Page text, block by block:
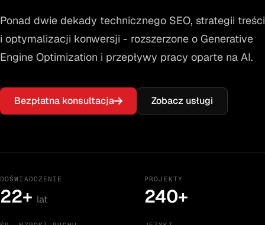
Ponad dwie dekady technicznego SEO, strategii treści
i optymalizacji konwersji - rozszerzone o Generative
Engine Optimization i przepływy pracy oparte na AI.
Bezpłatna konsultacja Zobacz usługi
DOŚWIADCZENIE
22+ lat
PROJEKTY
240+